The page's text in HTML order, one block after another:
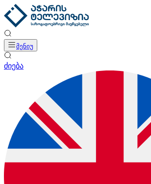
მენიუ
ძიება